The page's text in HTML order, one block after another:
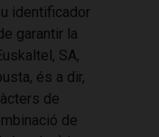
identificador
garantir la
SA,
és a dir,
de
de